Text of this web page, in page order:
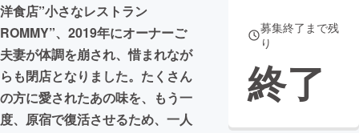
洋食店”小さなレストラン
ROMMY”、2019年にオーナーご
夫妻が体調を崩され、惜まれなが
らも閉店となりました。たくさん
の方に愛されたあの味を、もう一
度、原宿で復活させるため、一人
募集終了まで残
り
終了